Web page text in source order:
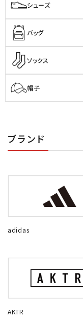
シューズ
バッグ
ソックス
帽子
ブランド
adidas
AKTR